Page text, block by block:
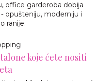
office garderoba dobija
opušteniju, moderniju i
ranije.
koje ćete nositi